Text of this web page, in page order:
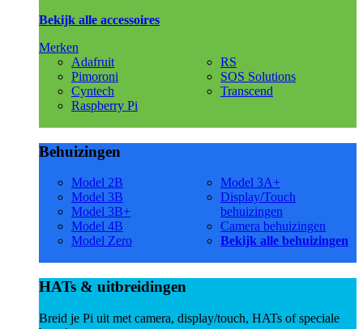
Bekijk alle accessoires
Merken
Adafruit
Pimoroni
Cyntech
Raspberry Pi
RS
SOS Solutions
Transcend
Behuizingen
Model 2B
Model 3B
Model 3B+
Model 4B
Model Zero
Model 3A+
Display/Touch
behuizingen
Camera behuizingen
Bekijk alle behuizingen
HATs & uitbreidingen
Breid je Pi uit met camera, display/touch, HATs of speciale